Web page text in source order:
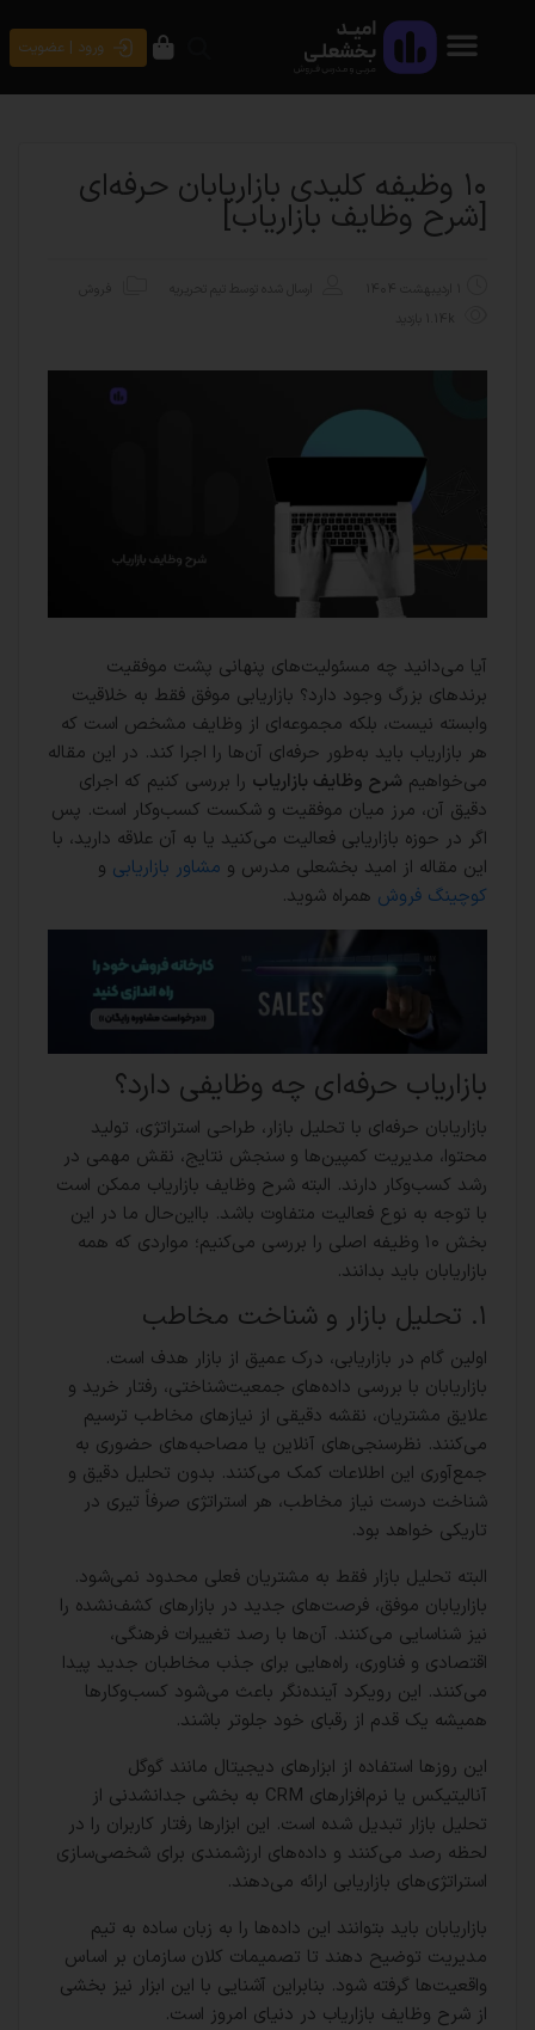
ورود | عضویت
۱۰ وظیفه کلیدی بازاریابان حرفه‌ای
[شرح وظایف بازاریاب]
آیا می‌دانید چه مسئولیت‌های پنهانی پشت موفقیت
برندهای بزرگ وجود دارد؟ بازاریابی موفق فقط به خلاقیت
وابسته نیست، بلکه مجموعه‌ای از وظایف مشخص است که
هر بازاریاب باید به‌طور حرفه‌ای آن‌ها را اجرا کند. در این مقاله
می‌خواهیم شرح وظایف بازاریاب را بررسی کنیم که اجرای
دقیق آن، مرز میان موفقیت و شکست کسب‌وکار است. پس
اگر در حوزه بازاریابی فعالیت می‌کنید یا به آن علاقه دارید، با
این مقاله از امید بخشعلی مدرس و مشاور بازاریابی و
کوچینگ فروش همراه شوید.
بازاریاب حرفه‌ای چه وظایفی دارد؟
بازاریابان حرفه‌ای با تحلیل بازار، طراحی استراتژی، تولید
محتوا، مدیریت کمپین‌ها و سنجش نتایج، نقش مهمی در
رشد کسب‌وکار دارند. البته شرح وظایف بازاریاب ممکن است
با توجه به نوع فعالیت متفاوت باشد. بااین‌حال ما در این
بخش ۱۰ وظیفه اصلی را بررسی می‌کنیم؛ مواردی که همه
بازاریابان باید بدانند.
۱. تحلیل بازار و شناخت مخاطب
اولین گام در بازاریابی، درک عمیق از بازار هدف است.
بازاریابان با بررسی داده‌های جمعیت‌شناختی، رفتار خرید و
علایق مشتریان، نقشه دقیقی از نیازهای مخاطب ترسیم
می‌کنند. نظرسنجی‌های آنلاین یا مصاحبه‌های حضوری به
جمع‌آوری این اطلاعات کمک می‌کنند. بدون تحلیل دقیق و
شناخت درست نیاز مخاطب، هر استراتژی صرفاً تیری در
تاریکی خواهد بود.
البته تحلیل بازار فقط به مشتریان فعلی محدود نمی‌شود.
بازاریابان موفق، فرصت‌های جدید در بازارهای کشف‌نشده را
نیز شناسایی می‌کنند. آن‌ها با رصد تغییرات فرهنگی،
اقتصادی و فناوری، راه‌هایی برای جذب مخاطبان جدید پیدا
می‌کنند. این رویکرد آینده‌نگر باعث می‌شود کسب‌وکارها
همیشه یک قدم از رقبای خود جلوتر باشند.
این روزها استفاده از ابزارهای دیجیتال مانند گوگل
آنالیتیکس یا نرم‌افزارهای CRM به بخشی جدانشدنی از
تحلیل بازار تبدیل شده است. این ابزارها رفتار کاربران را در
لحظه رصد می‌کنند و داده‌های ارزشمندی برای شخصی‌سازی
استراتژی‌های بازاریابی ارائه می‌دهند.
بازاریابان باید بتوانند این داده‌ها را به زبان ساده به تیم
مدیریت توضیح دهند تا تصمیمات کلان سازمان بر اساس
واقعیت‌ها گرفته شود. بنابراین آشنایی با این ابزار نیز بخشی
از شرح وظایف بازاریاب در دنیای امروز است.